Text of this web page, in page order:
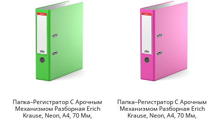
Папка–Регистратор С Арочным
Механизмом Разборная Erich
Krause, Neon, А4, 70 Мм,
Папка–Регистратор С Арочным
Механизмом Разборная Erich
Krause, Neon, А4, 70 Мм,